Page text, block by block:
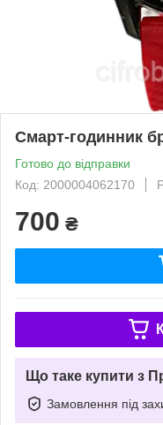
Смарт-годинник
Готово до відправки
Код: 2000004062170
700 ₴
Що таке купити з
Замовлення під